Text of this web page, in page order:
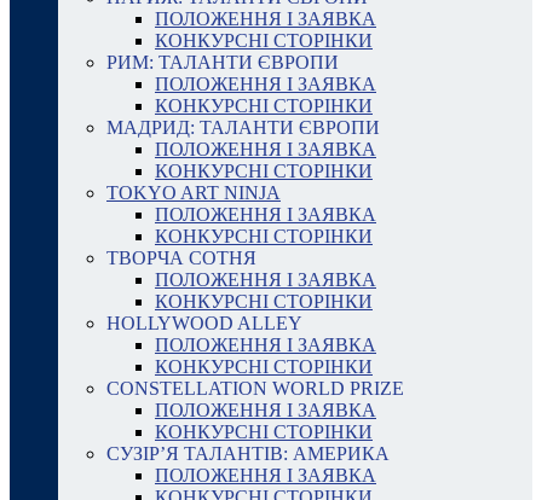
ПОЛОЖЕННЯ І ЗАЯВКА
КОНКУРСНІ СТОРІНКИ
РИМ: ТАЛАНТИ ЄВРОПИ
ПОЛОЖЕННЯ І ЗАЯВКА
КОНКУРСНІ СТОРІНКИ
МАДРИД: ТАЛАНТИ ЄВРОПИ
ПОЛОЖЕННЯ І ЗАЯВКА
КОНКУРСНІ СТОРІНКИ
TOKYO ART NINJA
ПОЛОЖЕННЯ І ЗАЯВКА
КОНКУРСНІ СТОРІНКИ
ТВОРЧА СОТНЯ
ПОЛОЖЕННЯ І ЗАЯВКА
КОНКУРСНІ СТОРІНКИ
HOLLYWOOD ALLEY
ПОЛОЖЕННЯ І ЗАЯВКА
КОНКУРСНІ СТОРІНКИ
CONSTELLATION WORLD PRIZE
ПОЛОЖЕННЯ І ЗАЯВКА
КОНКУРСНІ СТОРІНКИ
СУЗІР’Я ТАЛАНТІВ: АМЕРИКА
ПОЛОЖЕННЯ І ЗАЯВКА